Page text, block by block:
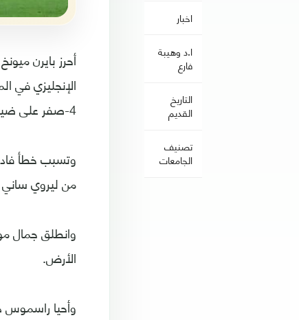
اخبار
ا.د وهيبة
فارع
التاريخ
القديم
تصنيف
الجامعات
الإنجليزي في
4-صفر على ضيفه أيندهوفن الهولندي اليوم الأربعاء.
وتسبب خطأ
من ليروي ساني
وانطلق جمال
الأرض.
وأحيا راسموس